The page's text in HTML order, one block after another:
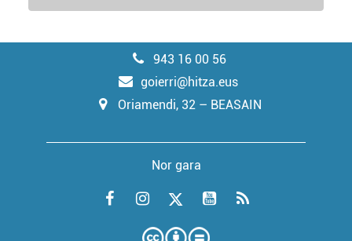
943 16 00 56
goierri@hitza.eus
Oriamendi, 32 – BEASAIN
Nor gara